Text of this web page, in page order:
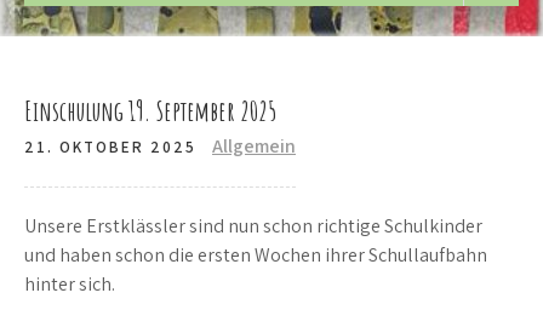
Einschulung 19. September 2025
21. OKTOBER 2025 Allgemein
Unsere Erstklässler sind nun schon richtige Schulkinder
und haben schon die ersten Wochen ihrer Schullaufbahn
hinter sich.